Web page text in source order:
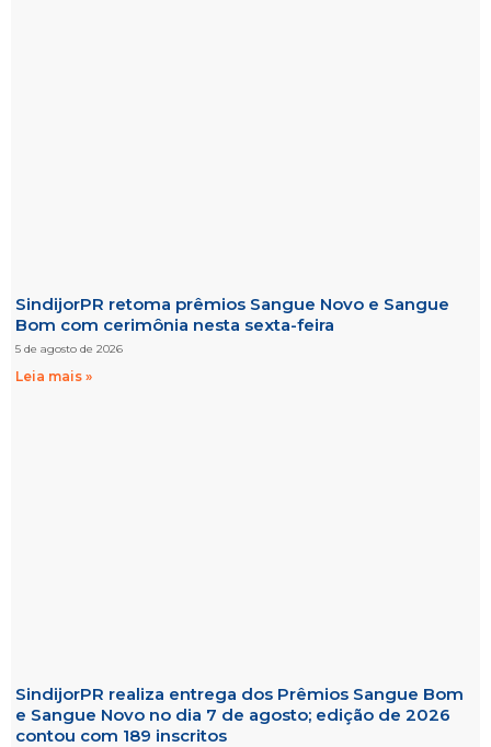
SindijorPR retoma prêmios Sangue Novo e Sangue
Bom com cerimônia nesta sexta-feira
5 de agosto de 2026
Leia mais »
SindijorPR realiza entrega dos Prêmios Sangue Bom
e Sangue Novo no dia 7 de agosto; edição de 2026
contou com 189 inscritos